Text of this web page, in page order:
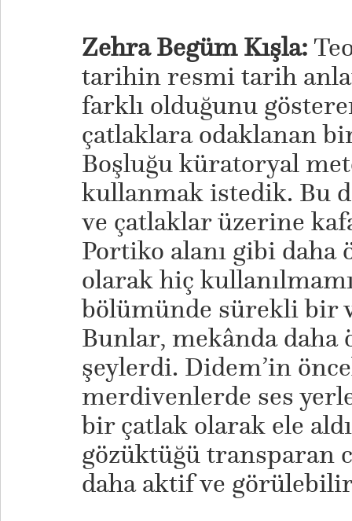
Zehra Begüm Kışla:
tarihin resmi tarih
farklı olduğunu
çatlaklara odaklanan
Boşluğu küratoryal
kullanmak istedik. Bu
ve çatlaklar üzerine
Portiko alanı gibi daha
olarak hiç
bölümünde sürekli bir
Bunlar, mekânda daha
şeylerdi. Didem’in
merdivenlerde ses
bir çatlak olarak ele
gözüktüğü transparan
daha aktif ve